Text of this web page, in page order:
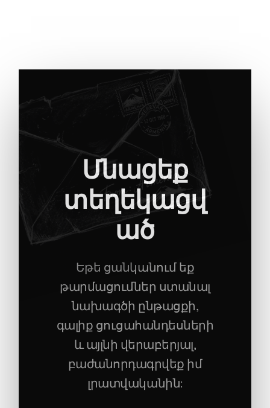
Մնացեք
տեղեկացվ
ած
Եթե ցանկանում եք
թարմացումներ ստանալ
նախագծի ընթացքի,
գալիք ցուցահանդեսների
և այլնի վերաբերյալ,
բաժանորդագրվեք իմ
լրատվականին: